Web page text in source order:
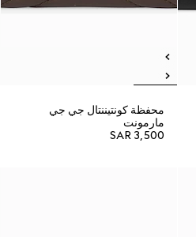
محفظة كونتيننتال جي جي
مارمونت
SAR 3,500